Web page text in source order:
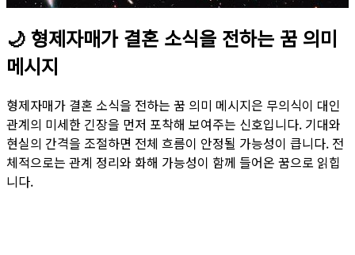
🌙 형제자매가 결혼 소식을 전하는 꿈 의미
메시지
형제자매가 결혼 소식을 전하는 꿈 의미 메시지은 무의식이 대인
관계의 미세한 긴장을 먼저 포착해 보여주는 신호입니다. 기대와
현실의 간격을 조절하면 전체 흐름이 안정될 가능성이 큽니다. 전
체적으로는 관계 정리와 화해 가능성이 함께 들어온 꿈으로 읽힙
니다.